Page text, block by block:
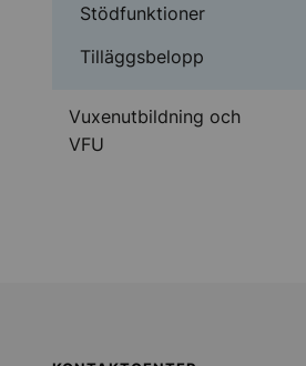
Stödfunktioner
Tilläggsbelopp
Vuxenutbildning och
VFU